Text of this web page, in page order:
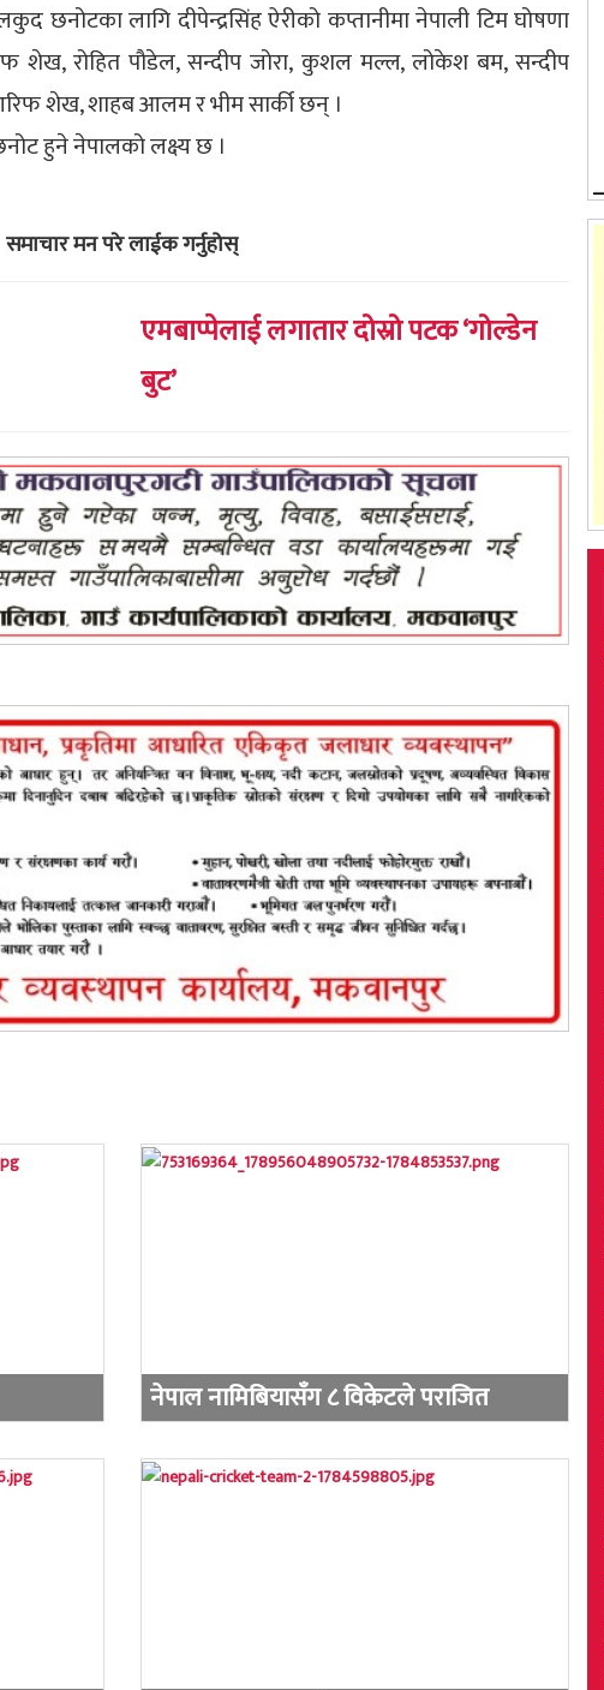
छनोटका लागि दीपेन्द्रसिंह ऐरीको कप्तानीमा नेपाली टिम घोषणा
रोहित पौडेल, सन्दीप जोरा, कुशल मल्ल, लोकेश बम, सन्दीप
शेख, शाहब आलम र भीम सार्की छन् ।
हुने नेपालको लक्ष्य छ ।
समाचार मन परे लाईक गर्नुहोस्
एमबाप्पेलाई लगातार दोस्रो पटक ‘गोल्डेन
बुट’
नेपाल नामिबियासँग ८ विकेटले पराजित